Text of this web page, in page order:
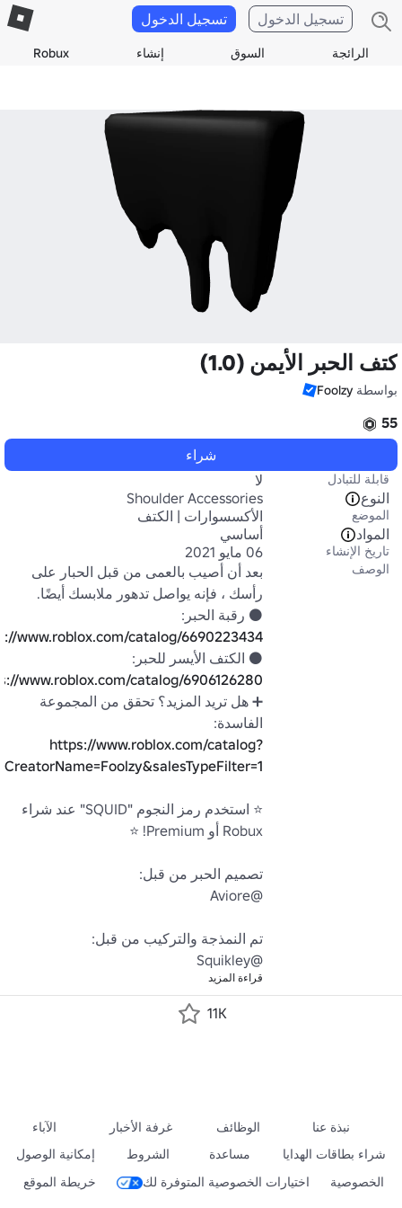
الرائجة السوق إنشاء Robux
تسجيل الدخول تسجيل الدخول
كتف الحبر الأيمن (1.0)
بواسطة Foolzy
55
شراء
قابلة للتبادل
لا
النوع
Shoulder Accessories
الموضع
الأكسسوارات | الكتف
المواد
أساسي
تاريخ الإنشاء 06 مايو 2021
الوصف
⚫ رقبة الحبر:
www.roblox.com/catalog/6690223434
⚫ الكتف الأيسر للحبر:
www.roblox.com/catalog/6906126280
الفاسدة:
https://www.roblox.com/catalog?
@Squikley
قراءة المزيد
11K
نبذة عنا الوظائف غرفة الأخبار
الآباء
شراء بطاقات الهدايا
مساعدة الشروط
إمكانية الوصول
الخصوصية
اختيارات الخصوصية المتوفرة لك خريطة الموقع